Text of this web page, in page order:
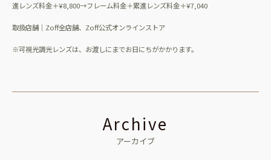
進レンズ料金＋¥8,800→フレーム料金＋累進レンズ料金＋¥7,040
取扱店舗｜ Zoff全店舗、Zoff公式オンラインストア
※可視光調光レンズは、お渡しにまでお日にちがかかります。
Archive
アーカイブ